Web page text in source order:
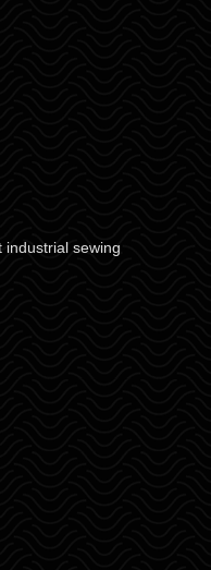
industrial sewing